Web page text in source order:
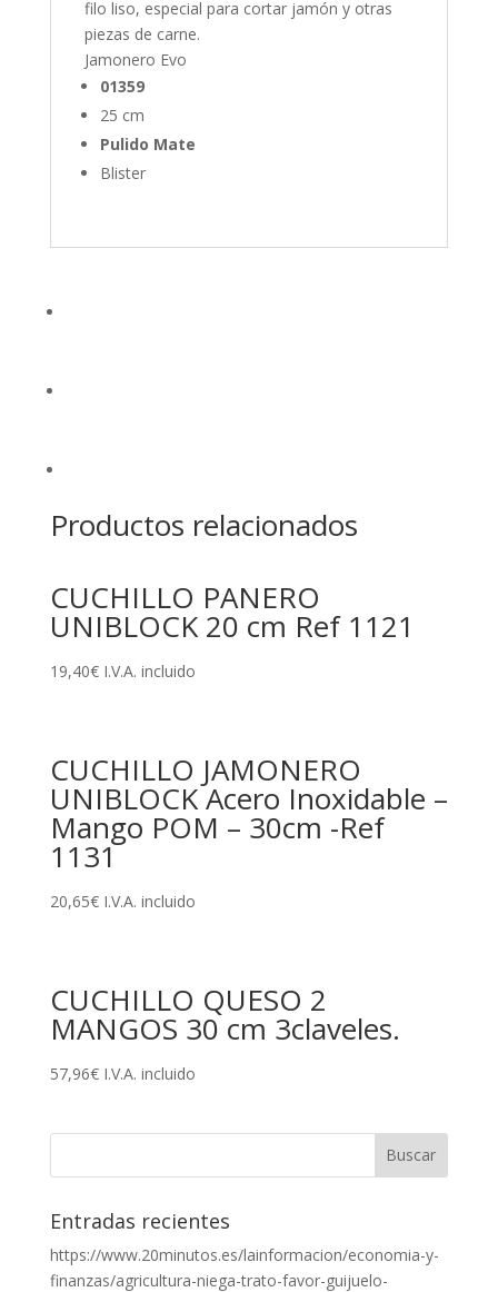
filo liso, especial para cortar jamón y otras
piezas de carne.
Jamonero Evo
01359
25 cm
Pulido Mate
Blister
Productos relacionados
CUCHILLO PANERO
UNIBLOCK 20 cm Ref 1121
19,40€ I.V.A. incluido
CUCHILLO JAMONERO
UNIBLOCK Acero Inoxidable –
Mango POM – 30cm -Ref
1131
20,65€ I.V.A. incluido
CUCHILLO QUESO 2
MANGOS 30 cm 3claveles.
57,96€ I.V.A. incluido
Entradas recientes
https://www.20minutos.es/lainformacion/economia-y-
finanzas/agricultura-niega-trato-favor-guijuelo-